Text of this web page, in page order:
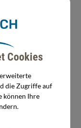
Cookies
die Zugriffe auf
können Ihre